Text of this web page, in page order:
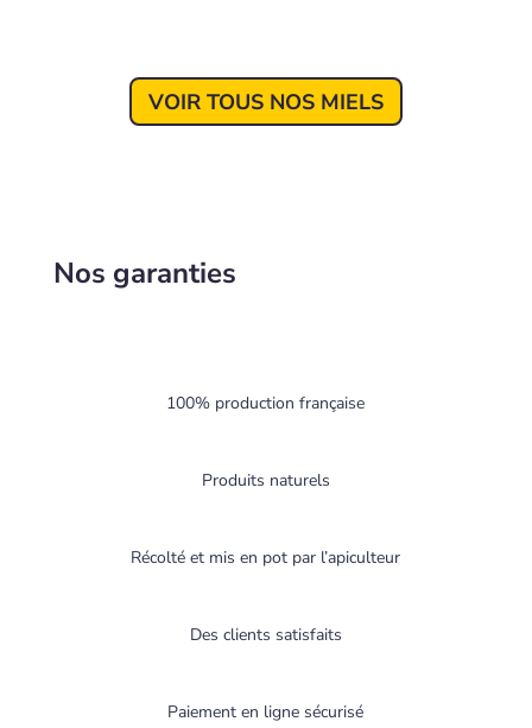
VOIR TOUS NOS MIELS
Nos garanties
100% production française
Produits naturels
Récolté et mis en pot par l’apiculteur
Des clients satisfaits
Paiement en ligne sécurisé